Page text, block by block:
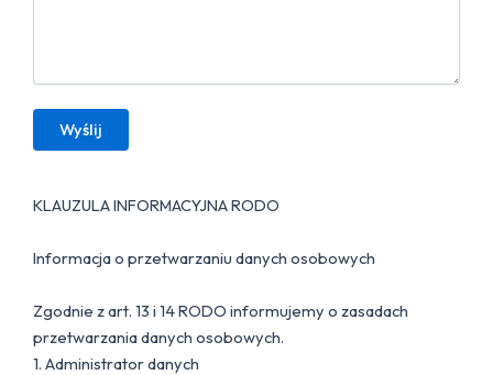
KLAUZULA INFORMACYJNA RODO
Informacja o przetwarzaniu danych osobowych
Zgodnie z art. 13 i 14 RODO informujemy o zasadach
przetwarzania danych osobowych.
1. Administrator danych